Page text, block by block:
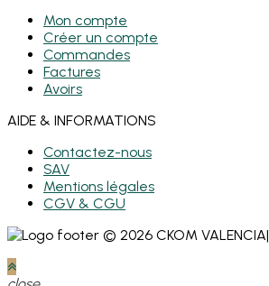
Mon compte
Créer un compte
Commandes
Factures
Avoirs
AIDE & INFORMATIONS
Contactez-nous
SAV
Mentions légales
CGV & CGU
© 2026 CKOM VALENCIA|